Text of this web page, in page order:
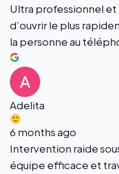
Ultra professionnel
d’ouvrir le plus
la personne au
Adelita
6 months ago
Intervention raide
équipe efficace et